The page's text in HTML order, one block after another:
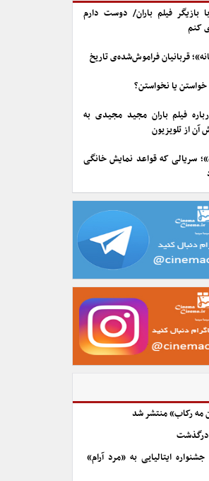
بازیگر فیلم باران/ دوست دارم
کنم
قربانیان فراموش‌شده‌ی تاریخ
یا نخواستن؟
فیلم باران مجید مجیدی به
آن از تلویزیون
سریالی که قواعد نمایش خانگی
مه رکاب» منتشر شد
درگذشت
ایتالیایی به «مرد آرام»